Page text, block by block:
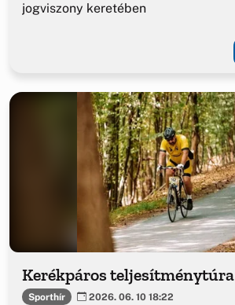
jogviszony keretében
Kerékpáros teljesítménytúra
Sporthír 2026. 06. 10 18:22